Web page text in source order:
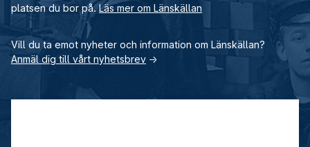
platsen du bor på.Läs mer om Länskällan
Vill du ta emot nyheter och information om Länskällan?
Anmäl dig till vårt nyhetsbrev →